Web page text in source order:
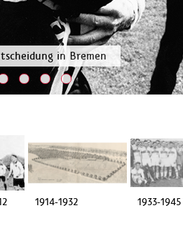
in Bremen
1914-1932 1933-1945